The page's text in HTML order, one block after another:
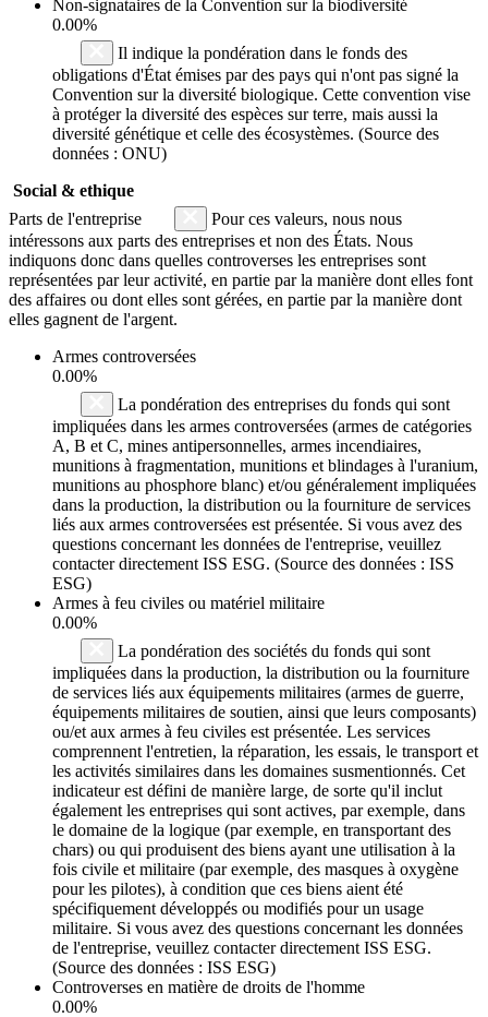
Non-signataires de la Convention sur la biodiversité
0.00%
Il indique la pondération dans le fonds des
obligations d'État émises par des pays qui n'ont pas signé la
Convention sur la diversité biologique. Cette convention vise
à protéger la diversité des espèces sur terre, mais aussi la
diversité génétique et celle des écosystèmes. (Source des
données : ONU)
Social & ethique
Parts de l'entreprise
Pour ces valeurs, nous nous
intéressons aux parts des entreprises et non des États. Nous
indiquons donc dans quelles controverses les entreprises sont
représentées par leur activité, en partie par la manière dont elles font
des affaires ou dont elles sont gérées, en partie par la manière dont
elles gagnent de l'argent.
Armes controversées
0.00%
La pondération des entreprises du fonds qui sont
impliquées dans les armes controversées (armes de catégories
A, B et C, mines antipersonnelles, armes incendiaires,
munitions à fragmentation, munitions et blindages à l'uranium,
munitions au phosphore blanc) et/ou généralement impliquées
dans la production, la distribution ou la fourniture de services
liés aux armes controversées est présentée. Si vous avez des
questions concernant les données de l'entreprise, veuillez
contacter directement ISS ESG. (Source des données : ISS
ESG)
Armes à feu civiles ou matériel militaire
0.00%
La pondération des sociétés du fonds qui sont
impliquées dans la production, la distribution ou la fourniture
de services liés aux équipements militaires (armes de guerre,
équipements militaires de soutien, ainsi que leurs composants)
ou/et aux armes à feu civiles est présentée. Les services
comprennent l'entretien, la réparation, les essais, le transport et
les activités similaires dans les domaines susmentionnés. Cet
indicateur est défini de manière large, de sorte qu'il inclut
également les entreprises qui sont actives, par exemple, dans
le domaine de la logique (par exemple, en transportant des
chars) ou qui produisent des biens ayant une utilisation à la
fois civile et militaire (par exemple, des masques à oxygène
pour les pilotes), à condition que ces biens aient été
spécifiquement développés ou modifiés pour un usage
militaire. Si vous avez des questions concernant les données
de l'entreprise, veuillez contacter directement ISS ESG.
(Source des données : ISS ESG)
Controverses en matière de droits de l'homme
0.00%